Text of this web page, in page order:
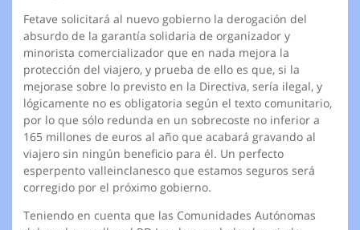
Fetave solicitará al nuevo gobierno la derogación del
absurdo de la garantía solidaria de organizador y
minorista comercializador que en nada mejora la
protección del viajero, y prueba de ello es que, si la
mejorase sobre lo previsto en la Directiva, sería ilegal, y
lógicamente no es obligatoria según el texto comunitario,
por lo que sólo redunda en un sobrecoste no inferior a
165 millones de euros al año que acabará gravando al
viajero sin ningún beneficio para él. Un perfecto
esperpento valleinclanesco que estamos seguros será
corregido por el próximo gobierno.
Teniendo en cuenta que las Comunidades Autónomas